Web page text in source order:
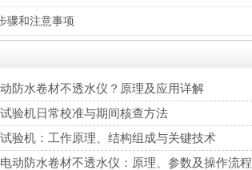
骤和注意事项
防水卷材不透水仪？原理及应用详解
验机日常校准与期间核查方法
验机：工作原理、结构组成与关键技术
动防水卷材不透水仪：原理、参数及操作流程